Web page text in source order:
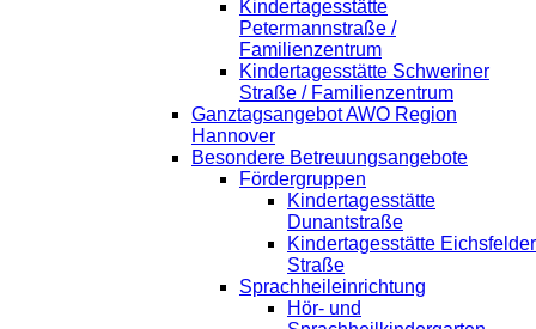
Kindertagesstätte
Petermannstraße /
Familienzentrum
Kindertagesstätte Schweriner
Straße / Familienzentrum
Ganztagsangebot AWO Region
Hannover
Besondere Betreuungsangebote
Fördergruppen
Kindertagesstätte
Dunantstraße
Kindertagesstätte Eichsfelder
Straße
Sprachheileinrichtung
Hör- und